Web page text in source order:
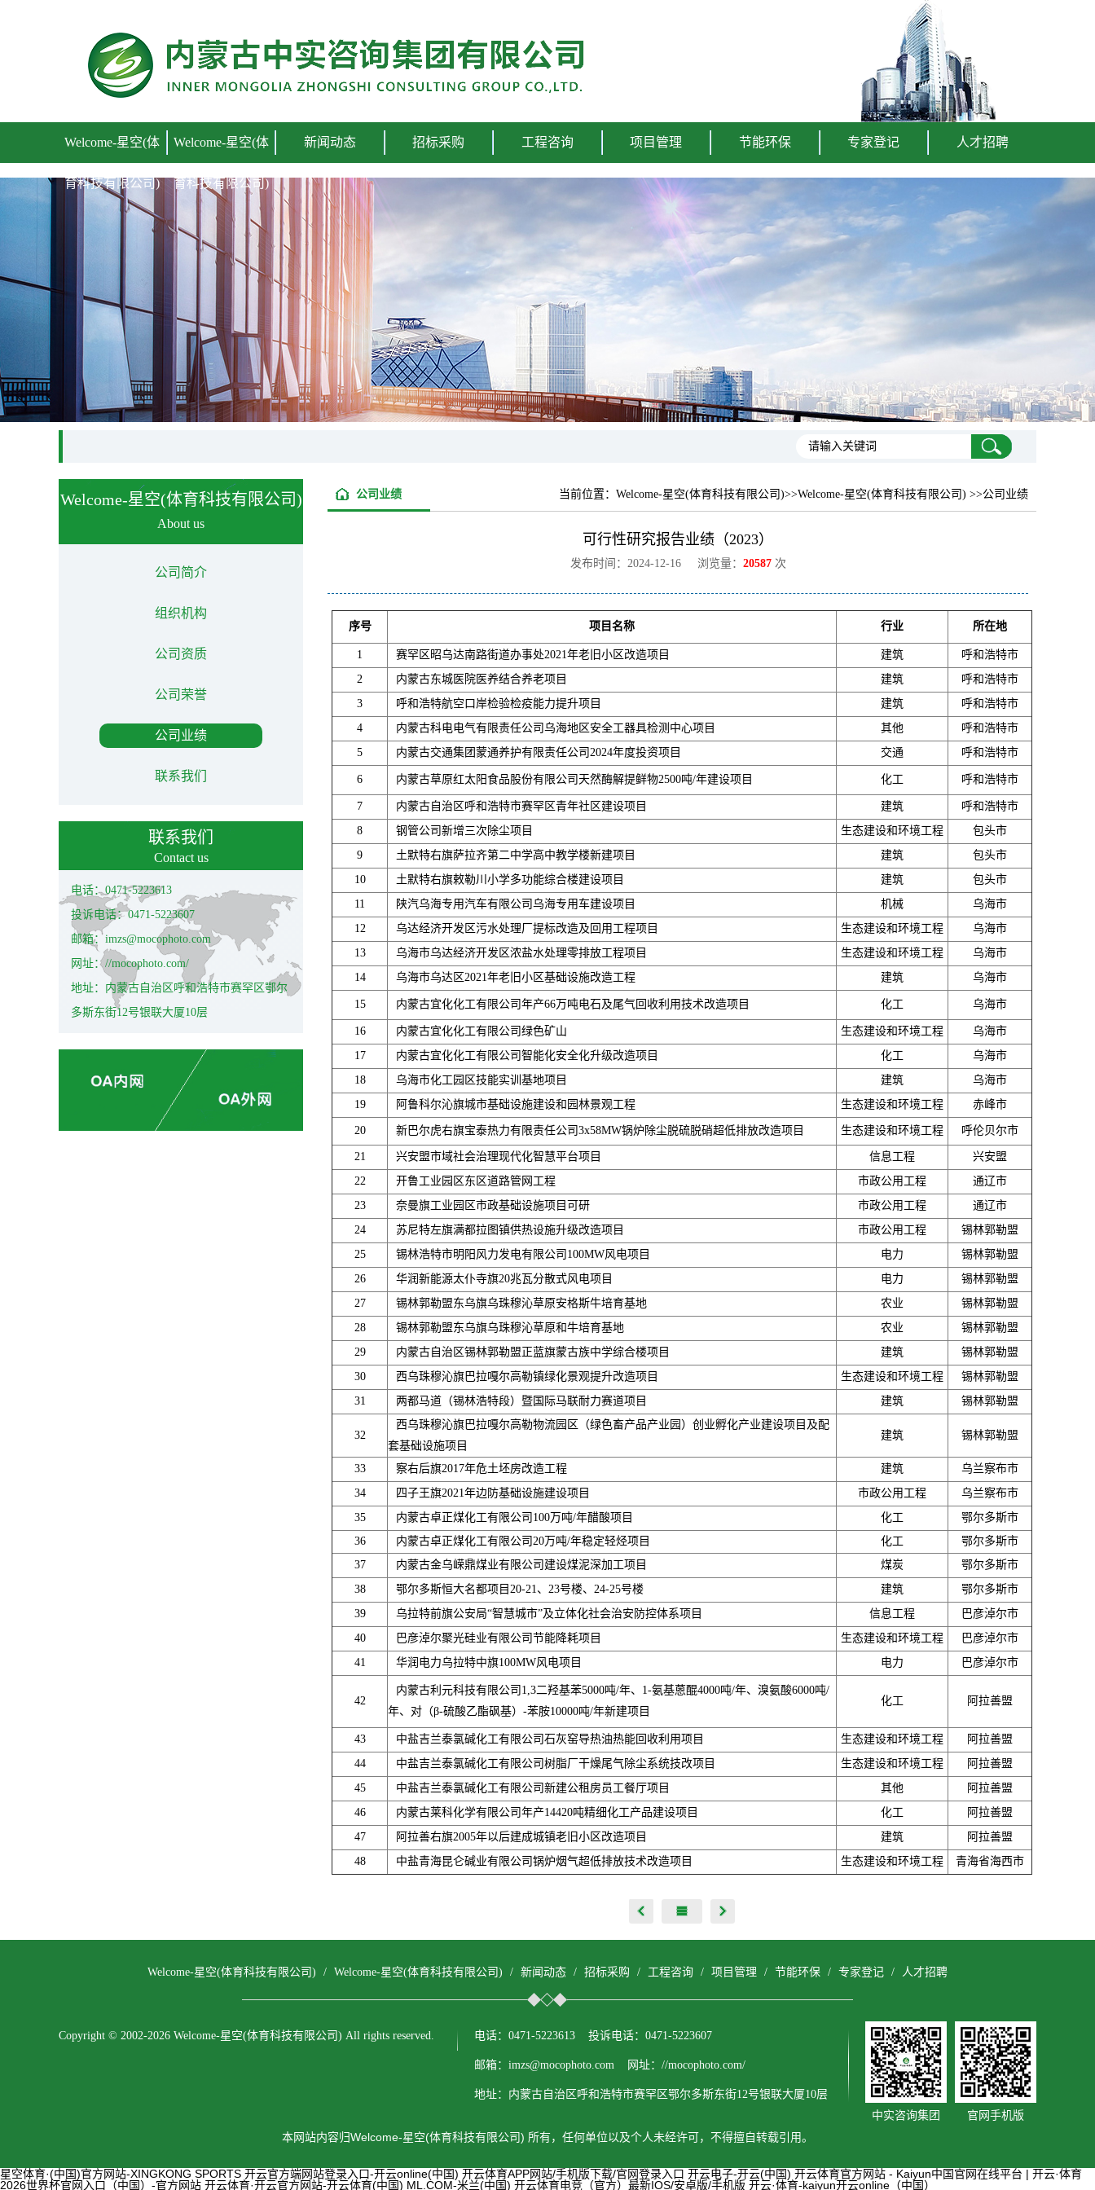
Welcome-星空(体
育科技有限公司)
Welcome-星空(体
育科技有限公司)
新闻动态 招标采购 工程咨询 项目管理 节能环保 专家登记 人才招聘
Welcome-星空(体育科技有限公司)
About us
公司简介
组织机构
公司资质
公司荣誉
公司业绩
联系我们
联系我们
Contact us
电话：0471-5223613
投诉电话：0471-5223607
邮箱：imzs@mocophoto.com
网址：//mocophoto.com/
地址：内蒙古自治区呼和浩特市赛罕区鄂尔
多斯东街12号银联大厦10层
当前位置： Welcome-星空(体育科技有限公司)>>Welcome-星空(体育科技有限公司) >>公司业绩
公司业绩
可行性研究报告业绩（2023）
发布时间：2024-12-16 浏览量： 20587次
序号 项目名称 行业 所在地
1 赛罕区昭乌达南路街道办事处2021年老旧小区改造项目 建筑
呼和浩特市
2
内蒙古东城医院医养结合养老项目 建筑
呼和浩特市
3
呼和浩特航空口岸检验检疫能力提升项目 建筑
呼和浩特市
4
内蒙古科电电气有限责任公司乌海地区安全工器具检测中心项目 其他
呼和浩特市
5
内蒙古交通集团蒙通养护有限责任公司2024年度投资项目 交通 呼和浩特市
6 内蒙古草原红太阳食品股份有限公司天然酶解提鲜物2500吨/年建设项目 化工 呼和浩特市
7 内蒙古自治区呼和浩特市赛罕区青年社区建设项目 建筑
呼和浩特市
8
钢管公司新增三次除尘项目 生态建设和环境工程
包头市
9
土默特右旗萨拉齐第二中学高中教学楼新建项目 建筑
包头市
10
土默特右旗敕勒川小学多功能综合楼建设项目 建筑
包头市
11
陕汽乌海专用汽车有限公司乌海专用车建设项目 机械
乌海市
12
乌达经济开发区污水处理厂提标改造及回用工程项目 生态建设和环境工程
乌海市
13
乌海市乌达经济开发区浓盐水处理零排放工程项目 生态建设和环境工程
乌海市
14
乌海市乌达区2021年老旧小区基础设施改造工程 建筑 乌海市
15 内蒙古宜化化工有限公司年产66万吨电石及尾气回收利用技术改造项目 化工 乌海市
16 内蒙古宜化化工有限公司绿色矿山 生态建设和环境工程
乌海市
17
内蒙古宜化化工有限公司智能化安全化升级改造项目 化工
乌海市
18
乌海市化工园区技能实训基地项目 建筑
乌海市
19
阿鲁科尔沁旗城市基础设施建设和园林景观工程 生态建设和环境工程 赤峰市
20 新巴尔虎右旗宝泰热力有限责任公司3x58MW锅炉除尘脱硫脱硝超低排放改造项目 生态建设和环境工程 呼伦贝尔市
21 兴安盟市域社会治理现代化智慧平台项目 信息工程
兴安盟
22
开鲁工业园区东区道路管网工程 市政公用工程
通辽市
23
奈曼旗工业园区市政基础设施项目可研 市政公用工程
通辽市
24
苏尼特左旗满都拉图镇供热设施升级改造项目 市政公用工程
锡林郭勒盟
25
锡林浩特市明阳风力发电有限公司100MW风电项目 电力
锡林郭勒盟
26
华润新能源太仆寺旗20兆瓦分散式风电项目 电力
锡林郭勒盟
27
锡林郭勒盟东乌旗乌珠穆沁草原安格斯牛培育基地 农业
锡林郭勒盟
28
锡林郭勒盟东乌旗乌珠穆沁草原和牛培育基地 农业
锡林郭勒盟
29
内蒙古自治区锡林郭勒盟正蓝旗蒙古族中学综合楼项目 建筑
锡林郭勒盟
30
西乌珠穆沁旗巴拉嘎尔高勒镇绿化景观提升改造项目 生态建设和环境工程
锡林郭勒盟
31
两都马道（锡林浩特段）暨国际马联耐力赛道项目 建筑 锡林郭勒盟
32
西乌珠穆沁旗巴拉嘎尔高勒物流园区（绿色畜产品产业园）创业孵化产业建设项目及配
套基础设施项目
建筑 锡林郭勒盟
33 察右后旗2017年危土坯房改造工程 建筑
乌兰察布市
34
四子王旗2021年边防基础设施建设项目 市政公用工程
乌兰察布市
35
内蒙古卓正煤化工有限公司100万吨/年醋酸项目 化工
鄂尔多斯市
36
内蒙古卓正煤化工有限公司20万吨/年稳定轻烃项目 化工
鄂尔多斯市
37
内蒙古金乌嵘鼎煤业有限公司建设煤泥深加工项目 煤炭
鄂尔多斯市
38
鄂尔多斯恒大名都项目20-21、23号楼、24-25号楼 建筑
鄂尔多斯市
39
乌拉特前旗公安局“智慧城市”及立体化社会治安防控体系项目 信息工程
巴彦淖尔市
40
巴彦淖尔聚光硅业有限公司节能降耗项目 生态建设和环境工程
巴彦淖尔市
41
华润电力乌拉特中旗100MW风电项目 电力 巴彦淖尔市
42
内蒙古利元科技有限公司1,3二羟基苯5000吨/年、1-氨基蒽醌4000吨/年、溴氨酸6000吨/
年、对（β-硫酸乙酯砜基）-苯胺10000吨/年新建项目
化工 阿拉善盟
43 中盐吉兰泰氯碱化工有限公司石灰窑导热油热能回收利用项目 生态建设和环境工程
阿拉善盟
44
中盐吉兰泰氯碱化工有限公司树脂厂干燥尾气除尘系统技改项目 生态建设和环境工程
阿拉善盟
45
中盐吉兰泰氯碱化工有限公司新建公租房员工餐厅项目 其他
阿拉善盟
46
内蒙古莱科化学有限公司年产14420吨精细化工产品建设项目 化工
阿拉善盟
47
阿拉善右旗2005年以后建成城镇老旧小区改造项目 建筑
阿拉善盟
48
中盐青海昆仑碱业有限公司锅炉烟气超低排放技术改造项目 生态建设和环境工程 青海省海西市
Welcome-星空(体育科技有限公司) / Welcome-星空(体育科技有限公司) / 新闻动态 / 招标采购 / 工程咨询 / 项目管理 / 节能环保 / 专家登记 / 人才招聘
Copyright © 2002-2026 Welcome-星空(体育科技有限公司) All rights reserved. 电话：0471-5223613 投诉电话：0471-5223607
邮箱：imzs@mocophoto.com 网址：//mocophoto.com/
地址：内蒙古自治区呼和浩特市赛罕区鄂尔多斯东街12号银联大厦10层
中实咨询集团
官网手机版
本网站内容归Welcome-星空(体育科技有限公司) 所有，任何单位以及个人未经许可，不得擅自转载引用。
星空体育·(中国)官方网站-XINGKONG SPORTS 开云官方端网站登录入口-开云online(中国) 开云体育APP网站/手机版下载/官网登录入口 开云电子-开云(中国) 开云体育官方网站 - Kaiyun中国官网在线平台 | 开云·体育
2026世界杯官网入口（中国）-官方网站 开云体育·开云官方网站-开云体育(中国) ML.COM-米兰(中国) 开云体育电竞（官方）最新IOS/安卓版/手机版 开云·体育-kaiyun开云online（中国）